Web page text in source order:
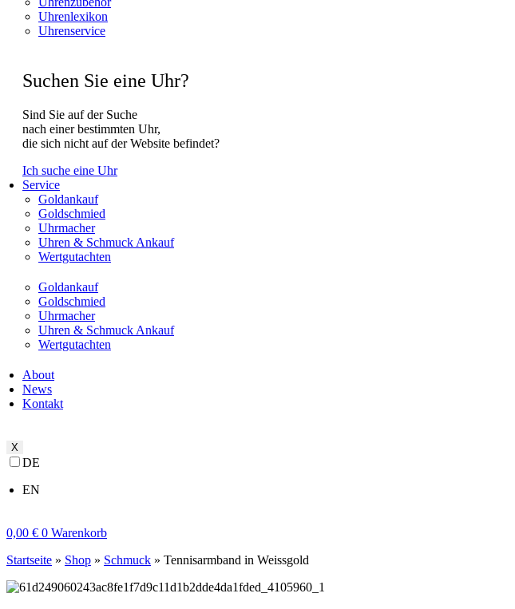
Uhrenlexikon
Uhrenservice
Suchen Sie eine Uhr?
Sind Sie auf der Suche
nach einer bestimmten Uhr,
die sich nicht auf der Website befindet?
Ich suche eine Uhr
Service
Goldankauf
Goldschmied
Uhrmacher
Uhren & Schmuck Ankauf
Wertgutachten
Goldankauf
Goldschmied
Uhrmacher
Uhren & Schmuck Ankauf
Wertgutachten
About
News
Kontakt
X
DE
EN
0,00 € 0 Warenkorb
Startseite » Shop » Schmuck » Tennisarmband in Weissgold